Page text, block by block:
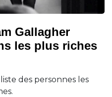
Gallagher
les plus riches
des personnes les